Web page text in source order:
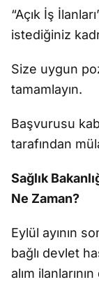
“Açık İş
istediğiniz
Size uygun
tamamlayın.
Başvurusu
tarafından
Sağlık
Ne Zaman?
Eylül ayının
bağlı devlet
alım